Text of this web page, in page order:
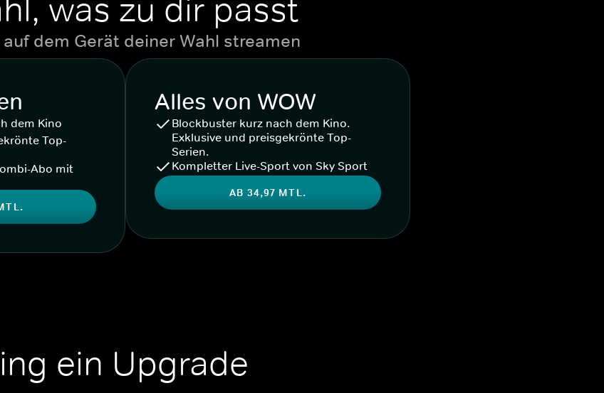
was zu dir passt
dem Gerät deiner Wahl streamen
dem Kino
Top-
Abo mit
Alles von WOW
Blockbuster kurz nach dem Kino.
Exklusive und preisgekrönte Top-
Serien.
Kompletter Live-Sport von Sky Sport
AB 34,97 MTL.
ein Upgrade